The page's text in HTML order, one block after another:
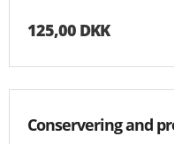
125,00 DKK
Conservering and